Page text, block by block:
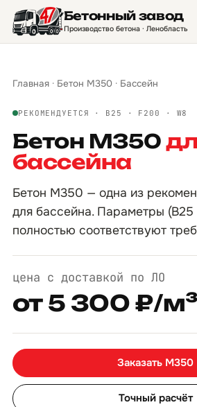
Бетонный завод
Производство бетона · Ленобласть
Главная · Бетон М350 · Бассейн
РЕКОМЕНДУЕТСЯ · B25 · F200 · W8
Бетон М350
бассейна
Бетон М350 — одна из
для бассейна. Параметры (B25
полностью соответствуют
цена с доставкой по ЛО
от 5 300 ₽/м³
Заказать М350
Точный расчёт